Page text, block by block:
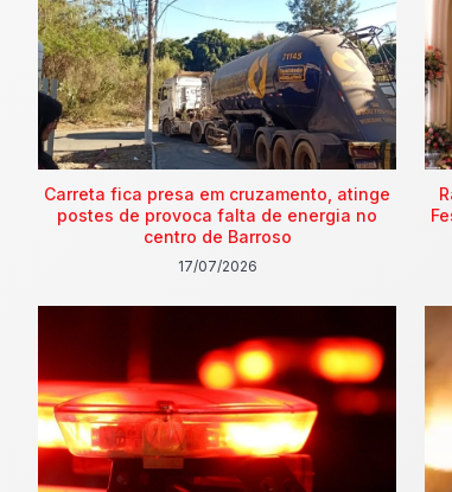
Carreta fica presa em cruzamento, atinge
postes de provoca falta de energia no
centro de Barroso
17/07/2026